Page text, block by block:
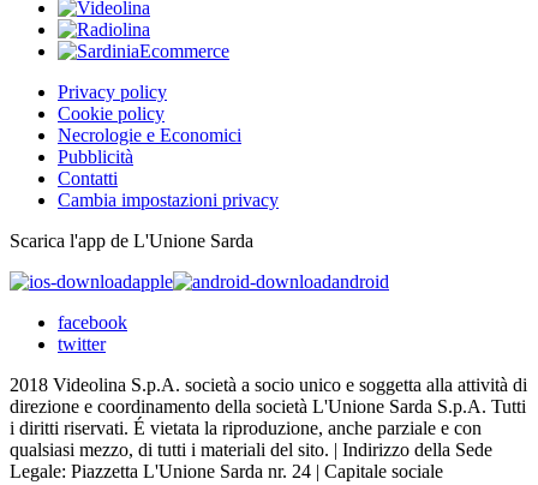
Privacy policy
Cookie policy
Necrologie e Economici
Pubblicità
Contatti
Cambia impostazioni privacy
Scarica l'app de L'Unione Sarda
apple
android
facebook
twitter
2018 Videolina S.p.A. società a socio unico e soggetta alla attività di
direzione e coordinamento della società L'Unione Sarda S.p.A. Tutti
i diritti riservati. É vietata la riproduzione, anche parziale e con
qualsiasi mezzo, di tutti i materiali del sito. | Indirizzo della Sede
Legale: Piazzetta L'Unione Sarda nr. 24 | Capitale sociale